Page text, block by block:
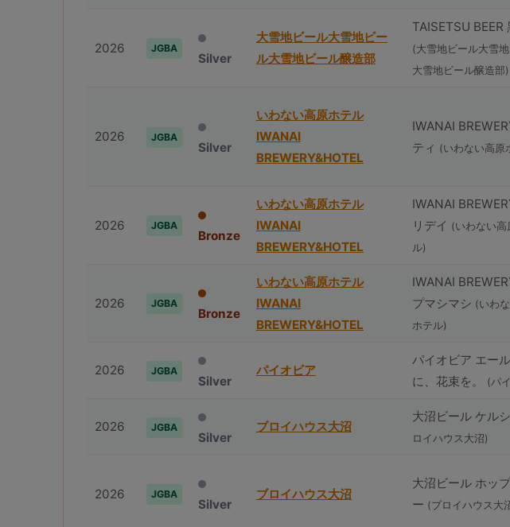
2026 JGBA
Silver
⼤雪地ビール⼤雪地ビー
ル⼤雪地ビール醸造部
TAISETSU BEER
(⼤雪地ビール⼤雪
⼤雪地ビール醸造部)
2026 JGBA
Silver
いわない高原ホテル
IWANAI
BREWERY&HOTEL
IWANAI
ティ (いわない高原
2026 JGBA
Bronze
いわない高原ホテル
IWANAI
BREWERY&HOTEL
IWANAI
リデイ (いわない高
ル)
2026 JGBA
Bronze
いわない高原ホテル
IWANAI
BREWERY&HOTEL
IWANAI
プマシマシ (いわ
ホテル)
2026 JGBA
Silver
パイオビア
パイオビア エー
に、花束を。
(パ
2026 JGBA
Silver
ブロイハウス⼤沼
⼤沼ビール ケル
ロイハウス⼤沼)
2026 JGBA
Silver
ブロイハウス⼤沼
⼤沼ビール ホッ
ー (ブロイハウス⼤